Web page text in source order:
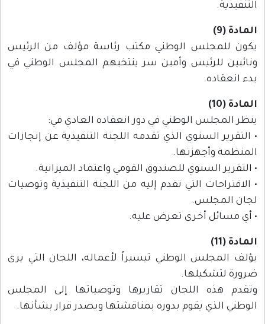
التنفيذية.
المادة (9)
يكون للمجلس الوطني مكتب رئاسة مؤلف من الرئيس
ونائبين للرئيس وأمين سر ينتخبهم المجلس الوطني في
بدء انعقاده.
المادة (10)
ينظر المجلس الوطني في دور انعقاده العادي في:
• التقرير السنوي الذي تقدمه اللجنة التنفيذية عن إنجازات
المنظمة وأجهزتها.
• التقرير السنوي للصندوق القومي واعتماد الميزانية.
• الاقتراحات التي تقدم إليه من اللجنة التنفيذية وتوصيات
لجان المجلس.
• أي مسائل أخرى تعرض عليه.
المادة (11)
يؤلف المجلس الوطني تيسيراً لأعماله، اللجان التي يرى
ضرورة لتشكيلها.
وتقدم هذه اللجان تقاريرها وتوصياتها إلى المجلس
الوطني الذي يقوم بدوره بمناقشتها ويصدر قرار بشأنها.